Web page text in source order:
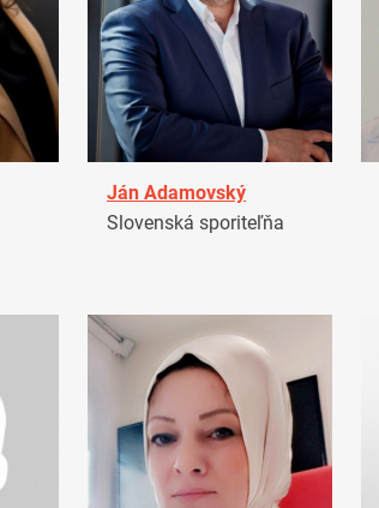
Ján Adamovský
Slovenská sporiteľňa